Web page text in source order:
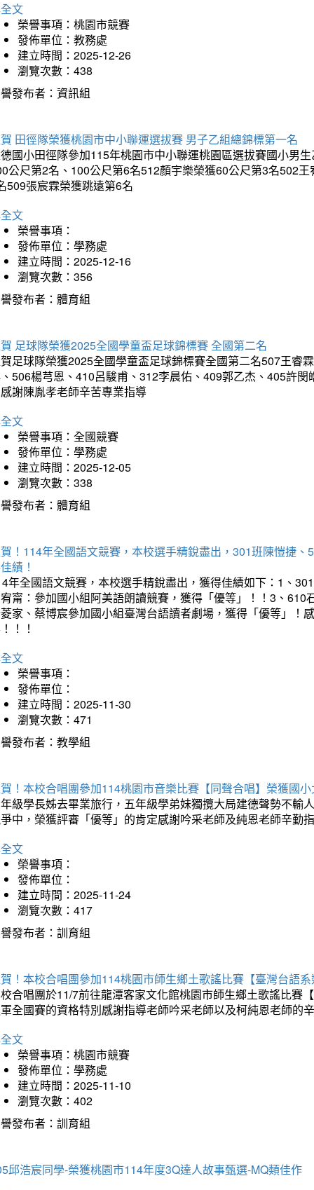
文
榮譽事項：桃園市競賽
發佈單位：教務處
建立時間：2025-12-26
瀏覽次數：438
發布者：資訊組
田徑隊榮獲桃園市中小聯運選拔賽 男子乙組總錦標第一名
國小田徑隊參加115年桃園市中小聯運桃園區選拔賽國小男
公尺第2名、100公尺第6名512顏宇樂榮獲60公尺第3名502
509張宸霖榮獲跳遠第6名
文
榮譽事項：
發佈單位：學務處
建立時間：2025-12-16
瀏覽次數：356
發布者：體育組
足球隊榮獲2025全國學童盃足球錦標賽 全國第二名
足球隊榮獲2025全國學童盃足球錦標賽全國第二名507王睿
506楊芎恩、410呂駿甫、312李晨佑、409郭乙杰、405許
謝陳胤孝老師辛苦專業指導
文
榮譽事項：全國競賽
發佈單位：學務處
建立時間：2025-12-05
瀏覽次數：338
發布者：體育組
！114年全國語文競賽，本校選手精銳盡出，301班陳愷捷
績！
年全國語文競賽，本校選手精銳盡出，獲得佳績如下：1、
甯：參加國小組阿美語朗讀競賽，獲得「優等」！！3、
家、蔡博宸參加國小組臺灣台語讀者劇場，獲得「優等」！
！！
文
榮譽事項：
發佈單位：
建立時間：2025-11-30
瀏覽次數：471
發布者：教學組
！本校合唱團參加114桃園市音樂比賽【同聲合唱】榮獲國
級學長姊去畢業旅行，五年級學弟妹獨攬大局建德聲勢不輸
中，榮獲評審「優等」的肯定感謝吟采老師及純恩老師辛勤
文
榮譽事項：
發佈單位：
建立時間：2025-11-24
瀏覽次數：417
發布者：訓育組
！本校合唱團參加114桃園市師生鄉土歌謠比賽【臺灣台語
合唱團於11/7前往龍潭客家文化館桃園市師生鄉土歌謠比賽
全國賽的資格特別感謝指導老師吟采老師以及柯純恩老師的
文
榮譽事項：桃園市競賽
發佈單位：學務處
建立時間：2025-11-10
瀏覽次數：402
發布者：訓育組
邱浩宸同學-榮獲桃園市114年度3Q達人故事甄選-MQ類佳作